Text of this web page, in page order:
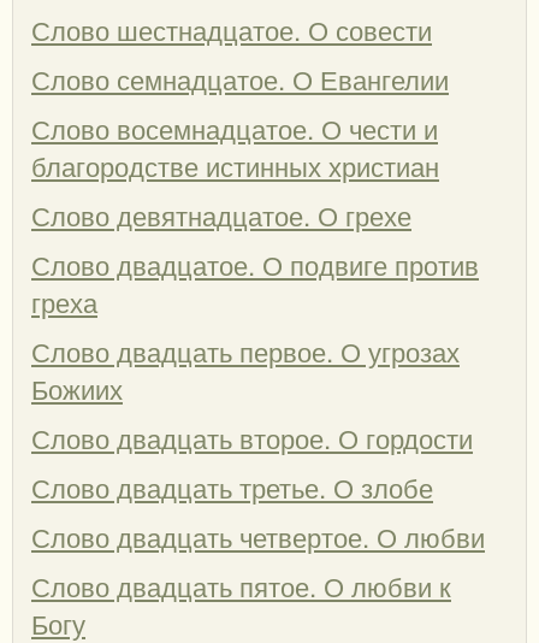
Слово шестнадцатое. О совести
Слово семнадцатое. О Евангелии
Слово восемнадцатое. О чести и
благородстве истинных христиан
Слово девятнадцатое. О грехе
Слово двадцатое. О подвиге против
греха
Слово двадцать первое. О угрозах
Божиих
Слово двадцать второе. О гордости
Слово двадцать третье. О злобе
Слово двадцать четвертое. О любви
Слово двадцать пятое. О любви к
Богу